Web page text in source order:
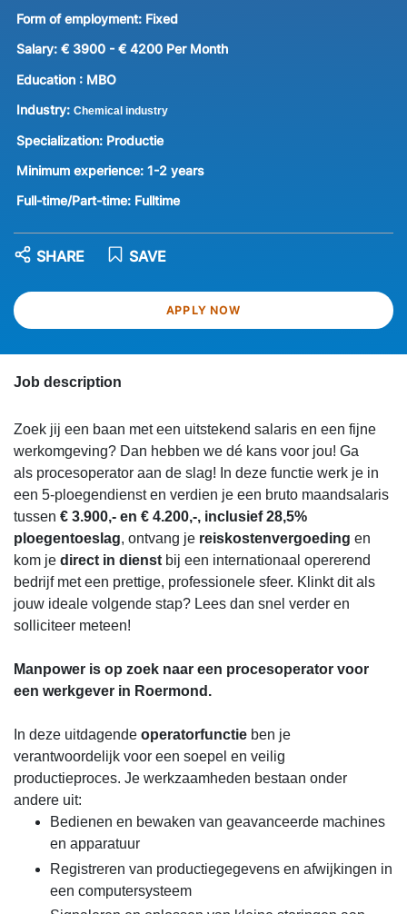
Form of employment: Fixed
Salary: € 3900 - € 4200 Per Month
Education : MBO
Industry: Chemical industry
Specialization: Productie
Minimum experience: 1-2 years
Full-time/Part-time: Fulltime
APPLY NOW
SAVE
SHARE
Job description
Zoek jij een baan met een uitstekend salaris en een fijne
werkomgeving? Dan hebben we dé kans voor jou! Ga
als procesoperator aan de slag! In deze functie werk je in
een 5-ploegendienst en verdien je een bruto maandsalaris
tussen € 3.900,- en € 4.200,-, inclusief 28,5%
ploegentoeslag, ontvang je reiskostenvergoeding en
kom je direct in dienstbij een internationaal opererend
bedrijf met een prettige, professionele sfeer. Klinkt dit als
jouw ideale volgende stap? Lees dan snel verder en
solliciteer meteen!
Manpower is op zoek naar een procesoperator voor
een werkgever in Roermond.
In deze uitdagende operatorfunctie ben je
verantwoordelijk voor een soepel en veilig
productieproces. Je werkzaamheden bestaan onder
andere uit:
Bedienen en bewaken van geavanceerde machines
en apparatuur
Registreren van productiegegevens en afwijkingen in
een computersysteem